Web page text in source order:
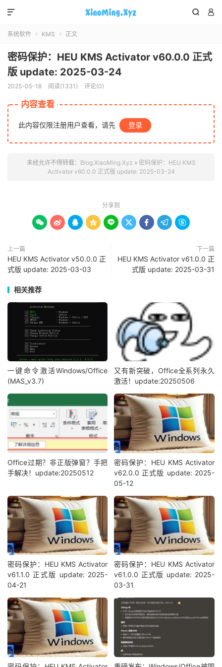
 

系统软件  KMS  正文
密码保护：HEU KMS Activator v60.0.0 正式
版 update: 2025-03-24
2025-05-18 阅读(1331) 评论(0)
内容查看
此内容仅限注册用户查看，请先 登录
未经允许不得转载： Blog.XiaoMing.Xyz » 密码保护：HEU KMS
Activator v60.0.0 正式版 update: 2025-03-24
分享到
        
上一篇
HEU KMS Activator v50.0.0 正
式版 update: 2025-03-03
下一篇
HEU KMS Activator v61.0.0 正
式版 update: 2025-03-31
相关推荐
一键命令激活Windows/Office
(MAS_v3.7)
又有新突破，Office全系列永久
激活！update:20250506
Office过期？非正版弹窗？手把
手解决！update:20250512
密码保护：HEU KMS Activator
v62.0.0 正式版 update: 2025-
05-12
密码保护：HEU KMS Activator
v61.1.0 正式版 update: 2025-
04-21
密码保护：HEU KMS Activator
v61.0.0 正式版 update: 2025-
03-31